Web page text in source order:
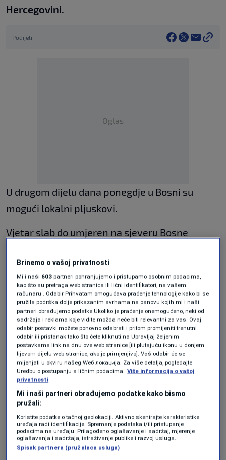
Hercegovini.
Podijeli
Oglas
U drugom dijelu dana ponegdje u Bosni su
mogući lokalni pljuskovi.
Vjetar slab do umjeren na sjeveru Bosne
zapadni i jugozapadni. Jutarnja temperatura
zraka od 12 do 18, na jugu do 22, a dnevna od 28
do 34 stepena Celzijusa.
U četvrtak, 21. augusta, vladat će umjereno do
pretežno oblačno vrijeme. Poslijepodne kiša i
pljuskovi sa grmljavinom na zapadu i
sjeverozapadu, a krajem dana ili tokom noći u
većini područja.
Obilnije padavine u Hercegovini i na
jugozapadu Bosne. Vjetar umjeren, povremeno
sa jakim udarima, južni i jugozapadni.
Brinemo o vašoj privatnosti
Mi i naši 603 partneri pohranjujemo i pristupamo osobnim podacima,
kao što su pretraga web stranica ili lični identifikatori, na vašem
računaru . Odabir Prihvatam omogućava praćenje tehnologije kako bi se
pružila podrška dolje prikazanim svrhama na osnovu kojih mi i naši
partneri obrađujemo podatke Ukoliko je praćenje onemogućeno, neki od
sadržaja i reklama koje vidite možda neće biti relevantni za vas. Ovaj
odabir postavki možete ponovno odabrati i pritom promijeniti trenutni
odabir ili pristanak tako što ćete kliknuti na Upravljaj željenim
postavkama link na dnu ove web stranice [ili plutajuću ikonu u donjem
lijevom dijelu web stranice, ako je primjenjivo]. Vaš odabir će se
mijenjati u okviru našeg Wеб локација. Za više detalja, pogledajte
Uredbu o postupanju s ličnim podacima. Više informacija o vašoj
privatnosti
Mi i naši partneri obrađujemo podatke kako bismo
pružali:
Koristite podatke o tačnoj geolokaciji. Aktivno skenirajte karakteristike
uređaja radi identifikacije. Spremanje podataka i/ili pristupanje
podacima na uređaju. Prilagođeno oglašavanje i sadržaj, mjerenje
oglašavanja i sadržaja, istraživanje publike i razvoj usluga.
Spisak partnera (pružalaca usluga)